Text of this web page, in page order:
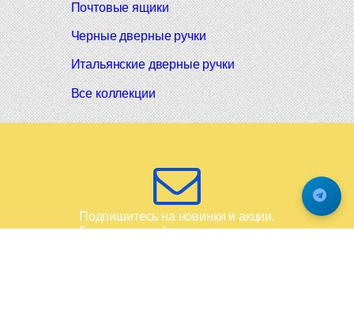
Почтовые ящики
Черные дверные ручки
Итальянские дверные ручки
Все коллекции
Подпишитесь на новинки и акции.
Будьте в курсе!